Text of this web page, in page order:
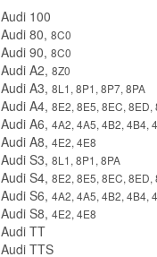
Audi 100
Audi 80, 8C0
Audi 90, 8C0
Audi A2, 8Z0
Audi A3, 8L1, 8P1, 8P7, 8PA
Audi A4, 8E2, 8E5, 8EC, 8ED,
Audi A6, 4A2, 4A5, 4B2, 4B4,
Audi A8, 4E2, 4E8
Audi S3, 8L1, 8P1, 8PA
Audi S4, 8E2, 8E5, 8EC, 8ED,
Audi S6, 4A2, 4A5, 4B2, 4B4,
Audi S8, 4E2, 4E8
Audi TT
Audi TTS